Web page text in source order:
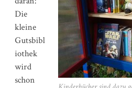
Die
kleine
Gutsbibl
iothek
wird
schon